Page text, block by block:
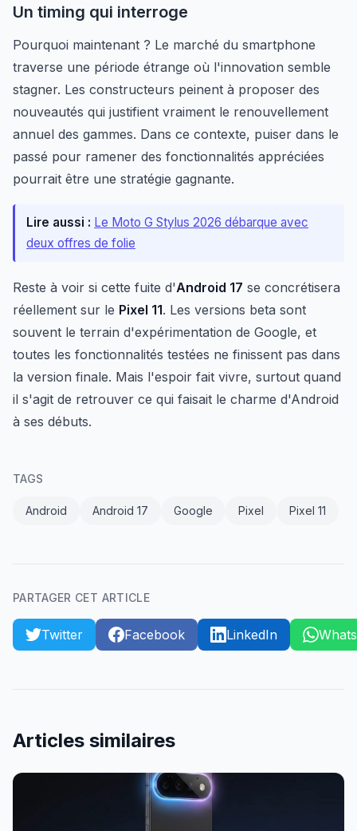
Un timing qui interroge
Pourquoi maintenant ? Le marché du smartphone
traverse une période étrange où l'innovation semble
stagner. Les constructeurs peinent à proposer des
nouveautés qui justifient vraiment le renouvellement
annuel des gammes. Dans ce contexte, puiser dans le
passé pour ramener des fonctionnalités appréciées
pourrait être une stratégie gagnante.
Lire aussi : Le Moto G Stylus 2026 débarque avec
deux offres de folie
Reste à voir si cette fuite d'Android 17 se concrétisera
réellement sur le Pixel 11. Les versions beta sont
souvent le terrain d'expérimentation de Google, et
toutes les fonctionnalités testées ne finissent pas dans
la version finale. Mais l'espoir fait vivre, surtout quand
il s'agit de retrouver ce qui faisait le charme d'Android
à ses débuts.
TAGS
Android Android 17 Google Pixel Pixel 11
PARTAGER CET ARTICLE
Twitter Facebook LinkedIn
Articles similaires